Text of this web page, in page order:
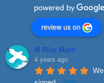
review us on
M Pilar Marti
4 years ago